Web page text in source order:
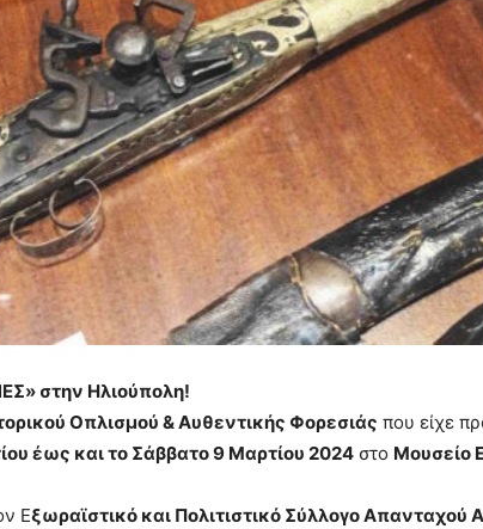
στην Ηλιούπολη!
Οπλισμού & Αυθεντικής Φορεσιάς που είχε
έως και το Σάββατο 9 Μαρτίου 2024 στο Μουσείο
Εξωραϊστικό και Πολιτιστικό Σύλλογο Απανταχού